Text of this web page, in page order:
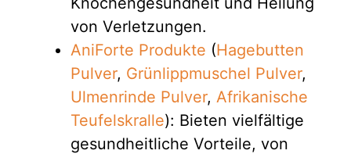
von Verletzungen.
AniForte Produkte (Hagebutten
Pulver, Grünlippmuschel Pulver,
Ulmenrinde Pulver, Afrikanische
Teufelskralle): Bieten vielfältige
gesundheitliche Vorteile, von